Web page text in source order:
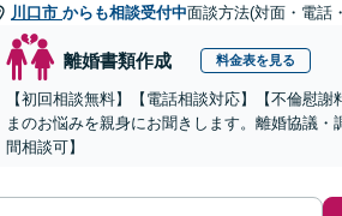
川口市 からも相談受付中面談方法(対面・電話
離婚書類作成 料金表を見る
【初回相談無料】【電話相談対応】【不倫慰
まのお悩みを親身にお聞きします。離婚協議
間相談可】